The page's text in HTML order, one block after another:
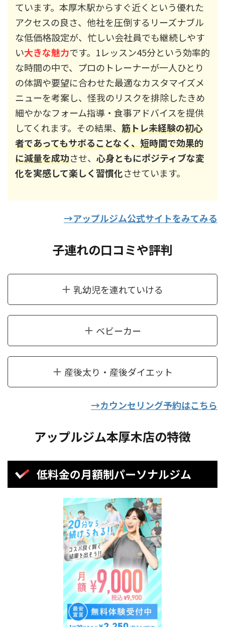
ています。本厚木駅からすぐ近くという優れた
アクセスの良さ、他社を圧倒するリーズナブル
な低価格設定が、忙しい会社員でも継続しやす
い大きな魅力です。1レッスン45分という効率的
な時間の中で、プロのトレーナーが一人ひとり
の体調や要望に合わせた最適なカスタマイズメ
ニューを考案し、怪我のリスクを排除したきめ
細やかなフォーム指導・食事アドバイスを提供
してくれます。その結果、 筋トレ未経験の初心
者であってもサボることなく、短時間で効果的
に減量を成功させ、 心身ともにポジティブな変
化を実感して楽しく習慣化させています。
→アップルジム公式サイトをみてみる
子連れの口コミや評判
乳幼児を連れていける
ベビーカー
産後太り・産後ダイエット
→カウンセリング予約はこちら
アップルジム本厚木店の特徴
低料金の月額制パーソナルジム